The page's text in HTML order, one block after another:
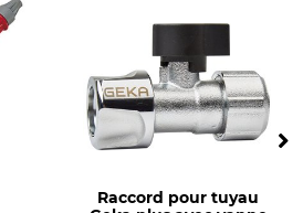
Raccord pour tuyau